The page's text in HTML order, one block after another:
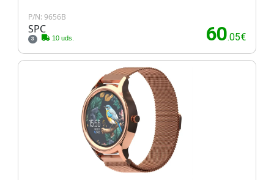
P/N: 9656B
SPC
3 10 uds. 60.05€